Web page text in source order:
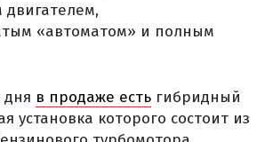
«автоматом» и полным
дня в продаже есть гибридный
установка которого состоит из